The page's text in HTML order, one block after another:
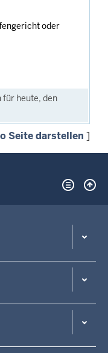
oder
heute, den
Seite darstellen ]